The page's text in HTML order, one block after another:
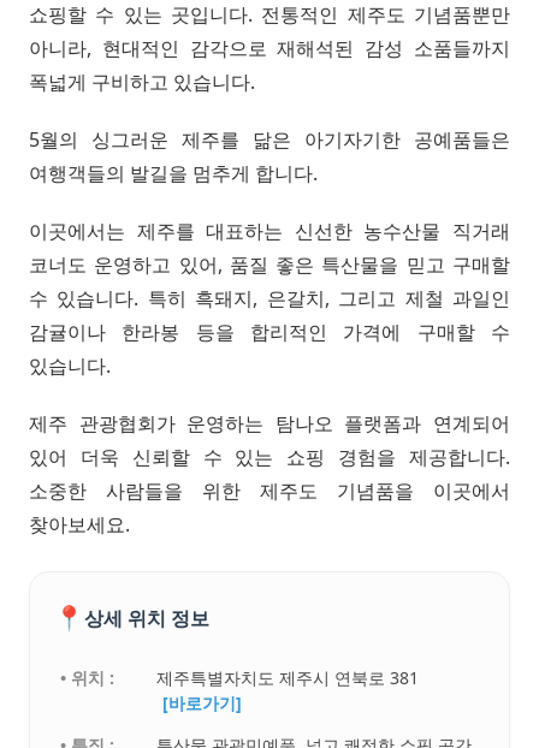
쇼핑할 수 있는 곳입니다. 전통적인 제주도 기념품뿐만
아니라, 현대적인 감각으로 재해석된 감성 소품들까지
폭넓게 구비하고 있습니다.
5월의 싱그러운 제주를 닮은 아기자기한 공예품들은
여행객들의 발길을 멈추게 합니다.
이곳에서는 제주를 대표하는 신선한 농수산물 직거래
코너도 운영하고 있어, 품질 좋은 특산물을 믿고 구매할
수 있습니다. 특히 흑돼지, 은갈치, 그리고 제철 과일인
감귤이나 한라봉 등을 합리적인 가격에 구매할 수
있습니다.
제주 관광협회가 운영하는 탐나오 플랫폼과 연계되어
있어 더욱 신뢰할 수 있는 쇼핑 경험을 제공합니다.
소중한 사람들을 위한 제주도 기념품을 이곳에서
찾아보세요.
📍 상세 위치 정보
• 위치 :
제주특별자치도 제주시 연북로 381
[바로가기]